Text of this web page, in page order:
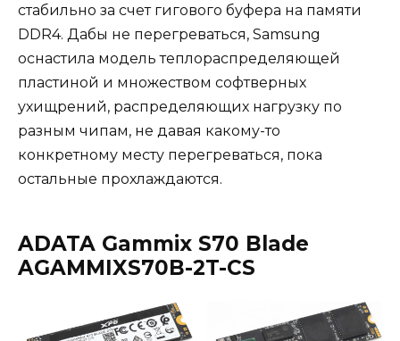
стабильно за счет гигового буфера на памяти
DDR4. Дабы не перегреваться, Samsung
оснастила модель теплораспределяющей
пластиной и множеством софтверных
ухищрений, распределяющих нагрузку по
разным чипам, не давая какому-то
конкретному месту перегреваться, пока
остальные прохлаждаются.
ADATA Gammix S70 Blade
AGAMMIXS70B-2T-CS